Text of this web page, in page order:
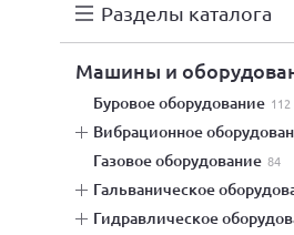
Разделы каталога
машины и
буровое оборудование 112
вибрационное
газовое оборудование 84
гальваническое
гидравлическое